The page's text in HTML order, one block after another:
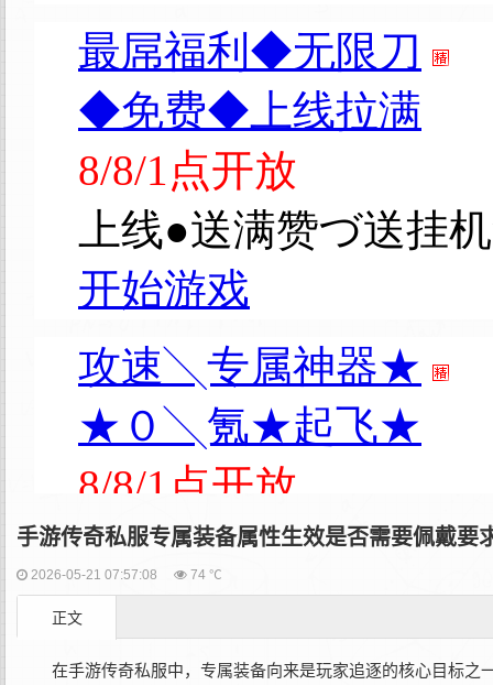
手游传奇私服专属装备属性生效是否需要佩戴要
2026-05-21 07:57:08 74 ℃
正文
在手游传奇私服中，专属装备向来是玩家追逐的核心目标